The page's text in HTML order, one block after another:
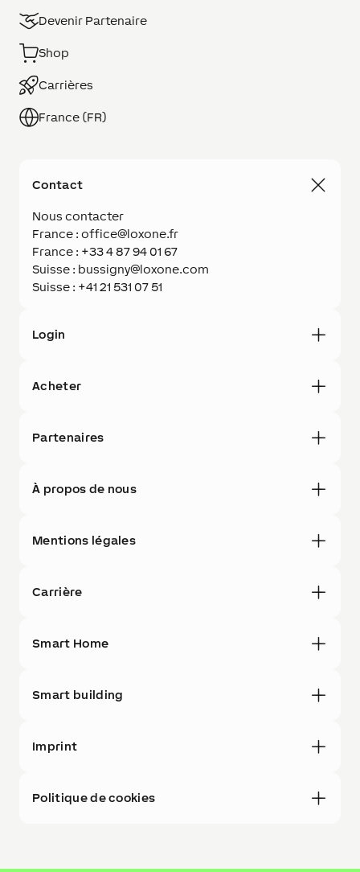
Devenir Partenaire
Shop
Carrières
France (FR)
Contact
Nous contacter
France : office@loxone.fr
France : +33 4 87 94 01 67
Suisse : bussigny@loxone.com
Suisse : +41 21 531 07 51
Login
Acheter
Partenaires
À propos de nous
Mentions légales
Carrière
Smart Home
Smart building
Imprint
Politique de cookies